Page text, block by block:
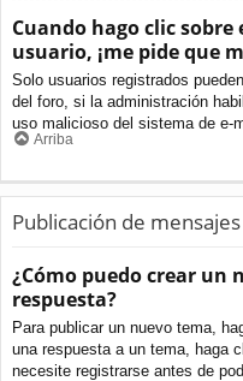
Cuando hago clic sobre
usuario, ¡me pide que
Solo usuarios registrados
del foro, si la administración
uso malicioso del sistema de e-
Arriba
Publicación de mensajes
¿Cómo puedo crear un
respuesta?
Para publicar un nuevo tema,
una respuesta a un tema, haga
necesite registrarse antes de